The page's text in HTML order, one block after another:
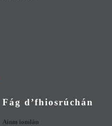
Fág d’fhiosrúchán
Ainm iomlán